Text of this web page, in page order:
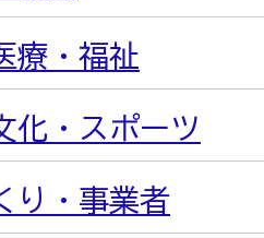
療・福祉
化・スポーツ
り・事業者